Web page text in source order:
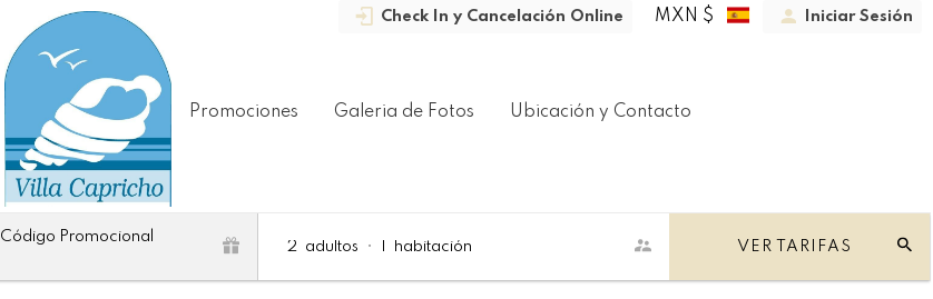
Check In y Cancelación Online MXN $ Iniciar Sesión
Promociones Galeria de Fotos Ubicación y Contacto
Código Promocional
2 adultos • habitación VER TARIFAS
SERVICIOS